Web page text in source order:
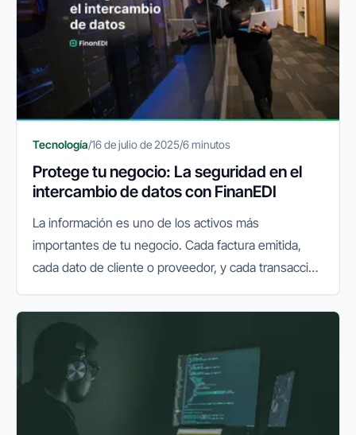
Tecnología/16 de julio de 2025/6 minutos
Protege tu negocio: La seguridad en el
intercambio de datos con FinanEDI
La información es uno de los activos más
importantes de tu negocio. Cada factura emitida,
cada dato de cliente o proveedor, y cada transacción
responsabilidad implícita...